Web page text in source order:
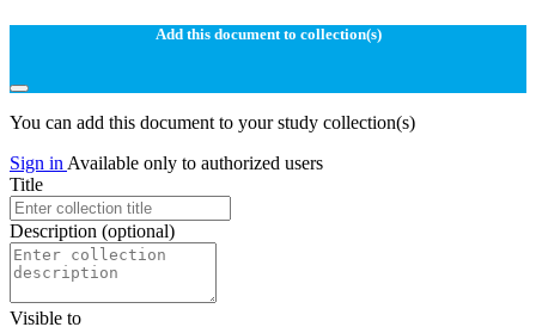
Add this document to collection(s)
You can add this document to your study collection(s)
Sign in Available only to authorized users
Title
Description (optional)
Visible to